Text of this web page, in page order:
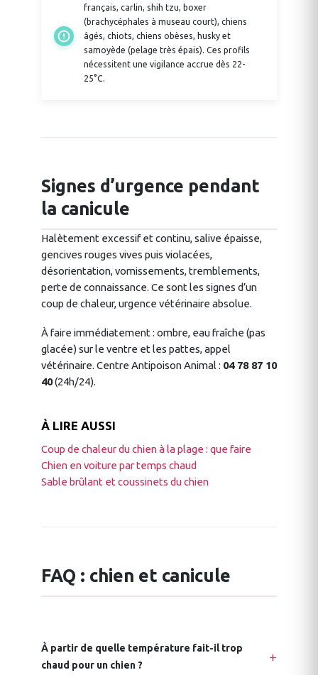
français, carlin, shih tzu, boxer
(brachycéphales à museau court), chiens
âgés, chiots, chiens obèses, husky et
samoyède (pelage très épais). Ces profils
nécessitent une vigilance accrue dès 22-
25°C.
Signes d’urgence pendant
la canicule
Halètement excessif et continu, salive épaisse,
gencives rouges vives puis violacées,
désorientation, vomissements, tremblements,
perte de connaissance. Ce sont les signes d’un
coup de chaleur, urgence vétérinaire absolue.
À faire immédiatement : ombre, eau fraîche (pas
glacée) sur le ventre et les pattes, appel
vétérinaire. Centre Antipoison Animal : 04 78 87 10
40(24h/24).
À LIRE AUSSI
Coup de chaleur du chien à la plage : que faire
Chien en voiture par temps chaud
Sable brûlant et coussinets du chien
FAQ : chien et canicule
À partir de quelle température fait-il trop
chaud pour un chien ?